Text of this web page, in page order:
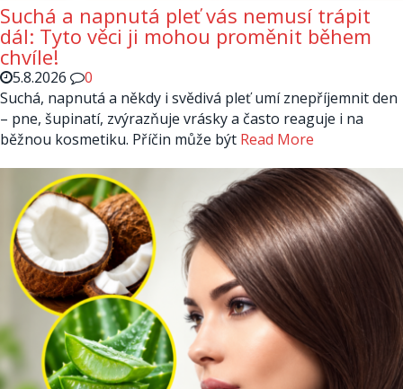
Suchá a napnutá pleť vás nemusí trápit
dál: Tyto věci ji mohou proměnit během
chvíle!
5.8.2026
0
Suchá, napnutá a někdy i svědivá pleť umí znepříjemnit den
– pne, šupinatí, zvýrazňuje vrásky a často reaguje i na
běžnou kosmetiku. Příčin může být Read More